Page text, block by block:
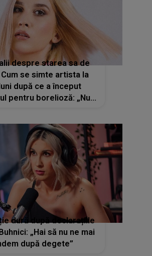
despre starea sa de
se simte artista la
după ce a început
pentru borelioză: „Nu
dură după declarațiile
„Hai să nu ne mai
după degete”